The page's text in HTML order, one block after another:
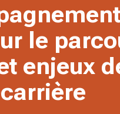
le
enjeux